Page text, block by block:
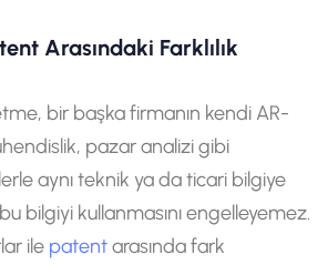
Arasındaki Farklılık
bir başka firmanın kendi AR-
pazar analizi gibi
aynı teknik ya da ticari bilgiye
bilgiyi kullanmasını engelleyemez.
ile patentarasında fark